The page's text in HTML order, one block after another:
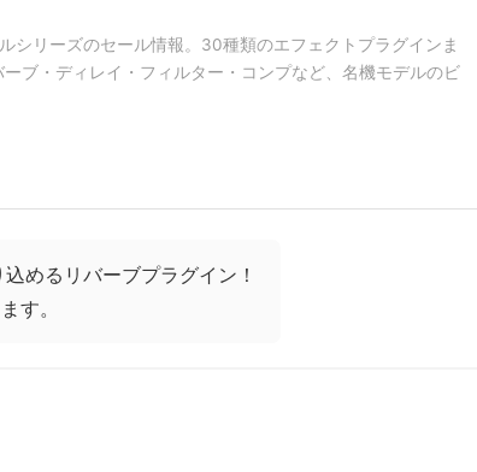
シリーズのセール情報。30種類のエフェクトプラグインま
ブ・ディレイ・フィルター・コンプなど、名機モデルのビ
めるリバーブプラグイン！
す。